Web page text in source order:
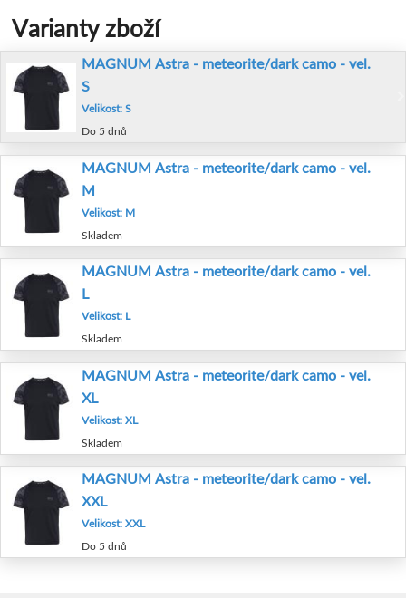
Varianty zboží
MAGNUM Astra - meteorite/dark camo - vel.
S
Velikost: S
Do 5 dnů
MAGNUM Astra - meteorite/dark camo - vel.
M
Velikost: M
Skladem
MAGNUM Astra - meteorite/dark camo - vel.
L
Velikost: L
Skladem
MAGNUM Astra - meteorite/dark camo - vel.
XL
Velikost: XL
Skladem
MAGNUM Astra - meteorite/dark camo - vel.
XXL
Velikost: XXL
Do 5 dnů